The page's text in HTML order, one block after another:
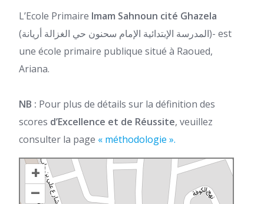
L’Ecole Primaire Imam Sahnoun cité Ghazela
(المدرسة الإبتدائية الإمام سحنون حي الغزالة أريانة)- est
une école primaire publique situé à Raoued,
Ariana.
NB : Pour plus de détails sur la définition des
scores d’Excellence et de Réussite, veuillez
consulter la page « méthodologie ».
+
–